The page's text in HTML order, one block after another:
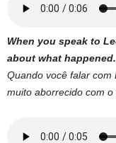
When you speak to
about what happened.
Quando você falar com
muito aborrecido com o